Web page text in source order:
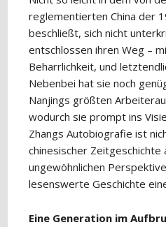
reglementierten China der
beschließt, sich nicht
entschlossen ihren Weg –
Beharrlichkeit, und
Nebenbei hat sie noch
Nanjings größten
wodurch sie prompt ins
Zhangs Autobiografie ist
chinesischer Zeitgeschichte
ungewöhnlichen
lesenswerte Geschichte
Eine Generation im